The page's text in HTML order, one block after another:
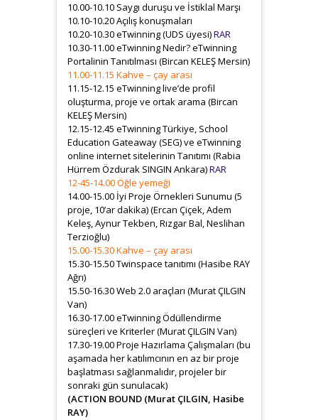
10.00-10.10 Saygı duruşu ve İstiklal Marşı
10.10-10.20 Açılış konuşmaları
10.20-10.30 eTwinning (UDS üyesi)RAR
10.30-11.00 eTwinning Nedir? eTwinning
Portalinin Tanıtılması (Bircan KELEŞ Mersin)
11.00-11.15 Kahve – çay arası
11.15-12.15 eTwinning live’de profil
oluşturma, proje ve ortak arama (Bircan
KELEŞ Mersin)
12.15-12.45 eTwinning Türkiye, School
Education Gateaway (SEG) ve eTwinning
online internet sitelerinin Tanıtımı (Rabia
Hürrem Özdurak SINGIN Ankara)RAR
12-45-14.00 Öğle yemeği
14.00-15.00 İyi Proje Örnekleri Sunumu (5
proje, 10’ar dakika) (Ercan Çiçek, Adem
Keleş, Aynur Tekben, Rızgar Bal, Neslihan
Terzioğlu)
15.00-15.30 Kahve – çay arası
15.30-15.50 Twinspace tanıtımı (Hasibe RAY
Ağrı)
15.50-16.30 Web 2.0 araçları (Murat ÇILGIN
Van)
16.30-17.00 eTwinning Ödüllendirme
süreçleri ve Kriterler (Murat ÇILGIN Van)
17.30-19.00 Proje Hazırlama Çalışmaları (bu
aşamada her katılımcının en az bir proje
başlatması sağlanmalıdır, projeler bir
sonraki gün sunulacak)
(ACTION BOUND (Murat ÇILGIN, Hasibe
RAY)